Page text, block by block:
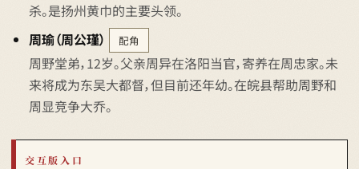
杀。是扬州黄巾的主要头领。
周瑜（周公瑾）
配角
周野堂弟，12岁。父亲周异在洛阳当官，寄养在周忠家。未
来将成为东吴大都督，但目前还年幼。在皖县帮助周野和
周显竞争大乔。
交互版入口